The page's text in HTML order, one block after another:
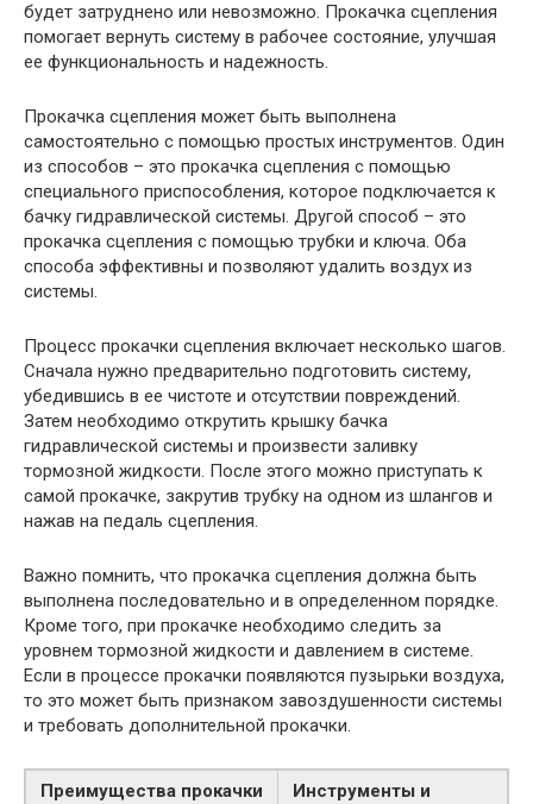
будет затруднено или невозможно. Прокачка сцепления
помогает вернуть систему в рабочее состояние, улучшая
ее функциональность и надежность.
Прокачка сцепления может быть выполнена
самостоятельно с помощью простых инструментов. Один
из способов – это прокачка сцепления с помощью
специального приспособления, которое подключается к
бачку гидравлической системы. Другой способ – это
прокачка сцепления с помощью трубки и ключа. Оба
способа эффективны и позволяют удалить воздух из
системы.
Процесс прокачки сцепления включает несколько шагов.
Сначала нужно предварительно подготовить систему,
убедившись в ее чистоте и отсутствии повреждений.
Затем необходимо открутить крышку бачка
гидравлической системы и произвести заливку
тормозной жидкости. После этого можно приступать к
самой прокачке, закрутив трубку на одном из шлангов и
нажав на педаль сцепления.
Важно помнить, что прокачка сцепления должна быть
выполнена последовательно и в определенном порядке.
Кроме того, при прокачке необходимо следить за
уровнем тормозной жидкости и давлением в системе.
Если в процессе прокачки появляются пузырьки воздуха,
то это может быть признаком завоздушенности системы
и требовать дополнительной прокачки.
Преимущества прокачки
Инструменты и